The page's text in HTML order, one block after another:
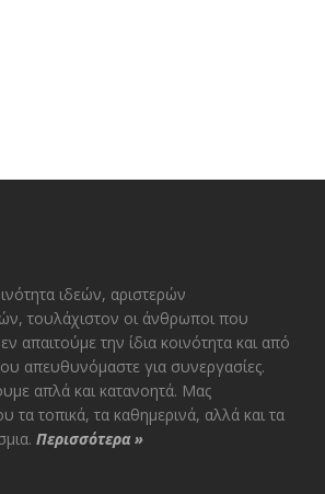
ιδεών, αριστερών
τουλάχιστον οι άνθρωποι που
απαιτούμε την ίδια κοινότητα και από
απευθυνόμαστε για συνεργασίες.
απλά και κατανοητά. Μας
τα τοπικά, τα καθημερινά, αλλά και τα
Περισσότερα»